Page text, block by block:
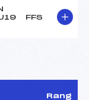
FFS
Rang